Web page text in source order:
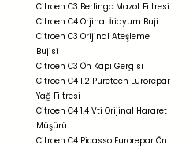
Citroen C3 Berlingo Mazot Filtresi
Citroen C4 Orjinal İridyum Buji
Citroen C3 Orijinal Ateşleme
Bujisi
Citroen C3 Ön Kapı Gergisi
Citroen C4 1.2 Puretech Eurorepar
Yağ Filtresi
Citroen C4 1.4 Vti Orijinal Hararet
Müşürü
Citroen C4 Picasso Eurorepar Ön